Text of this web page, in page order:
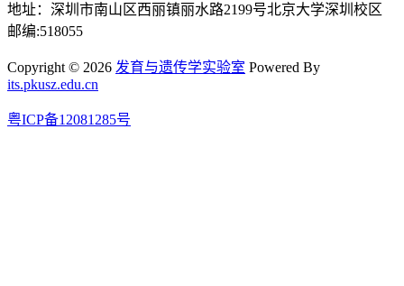
地址：深圳市南山区西丽镇丽水路2199号北京大学深圳校区
邮编:518055
Copyright © 2026 发育与遗传学实验室 Powered By
its.pkusz.edu.cn
粤ICP备12081285号